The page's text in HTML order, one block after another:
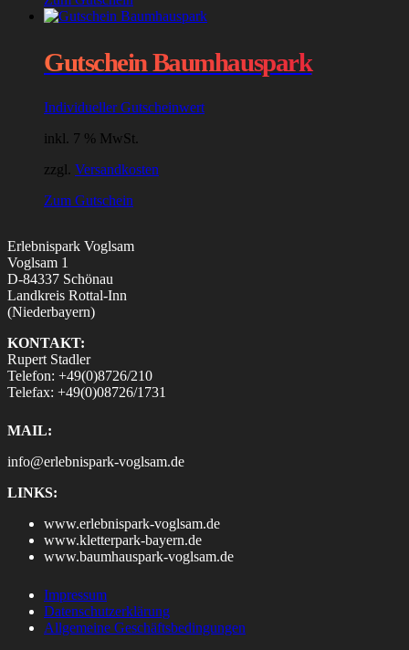
Gutschein Baumhauspark
Individueller Gutscheinwert
inkl. 7 % MwSt.
zzgl. Versandkosten
Zum Gutschein
Erlebnispark Voglsam
Voglsam 1
D-84337 Schönau
Landkreis Rottal-Inn
(Niederbayern)
KONTAKT:
Rupert Stadler
Telefon: +49(0)8726/210
Telefax: +49(0)08726/1731
MAIL:
info@erlebnispark-voglsam.de
LINKS:
www.erlebnispark-voglsam.de
www.kletterpark-bayern.de
www.baumhauspark-voglsam.de
Impressum
Datenschutzerklärung
Allgemeine Geschäftsbedingungen